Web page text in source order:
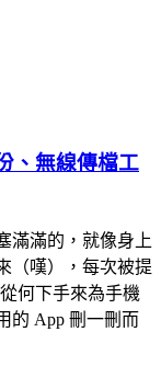
、無線傳檔工
滿滿的，就像身上
（嘆），每次被提
何下手來為手機
的 App 刪一刪而